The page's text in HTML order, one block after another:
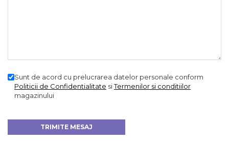
Sunt de acord cu prelucrarea datelor personale conform
Politicii de Confidentialitate siTermenilor si conditiilor
magazinului